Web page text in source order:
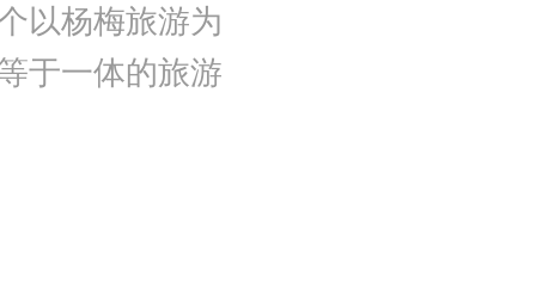
以杨梅旅游为
于一体的旅游